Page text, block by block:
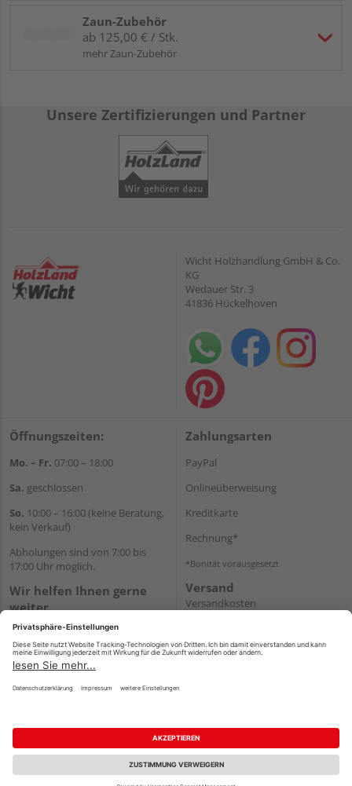
Zaun-Zubehör
ab 125,00 € / Stk.
mehr Zaun-Zubehör
Unsere Zertifizierungen und Partner
Wicht Holzhandlung GmbH & Co.
KG
Wedauer Str. 3
41836 Hückelhoven
Öffnungszeiten:
Mo. – Fr. 07:00 – 18:00
Sa. geschlossen
So. 10:00 – 16:00 (keine Beratung,
kein Verkauf)
Abholungen sind von 7:00 bis
17:00 Uhr möglich.
Wir helfen Ihnen gerne
weiter
Tel.:+49 2462 99099
WhatsApp
Zahlungsarten
PayPal
Onlineüberweisung
Kreditkarte
Rechnung*
*Bonität vorausgesetzt
Versand
Versandkosten
Impressum AGB Widerruf
Datenschutz
Reservierungsbedingungen
Vertrag widerrufen